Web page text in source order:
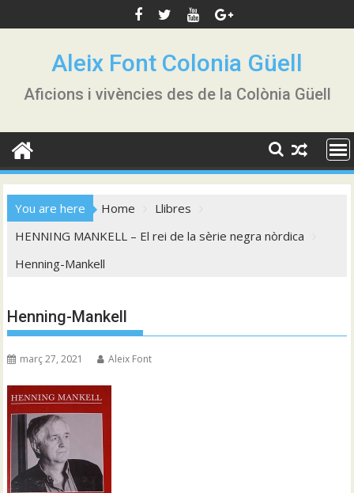
to
Aleix Font Colonia Güell
Aficions i vivències des de la Colònia Güell
You are here Home
Llibres
HENNING MANKELL – El rei de la sèrie negra nòrdica
Henning-Mankell
Henning-Mankell
març 27, 2021 Aleix Font